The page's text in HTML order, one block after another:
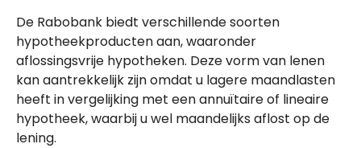
De Rabobank biedt verschillende soorten
hypotheekproducten aan, waaronder
aflossingsvrije hypotheken. Deze vorm van lenen
kan aantrekkelijk zijn omdat u lagere maandlasten
heeft in vergelijking met een annuïtaire of lineaire
hypotheek, waarbij u wel maandelijks aflost op de
lening.